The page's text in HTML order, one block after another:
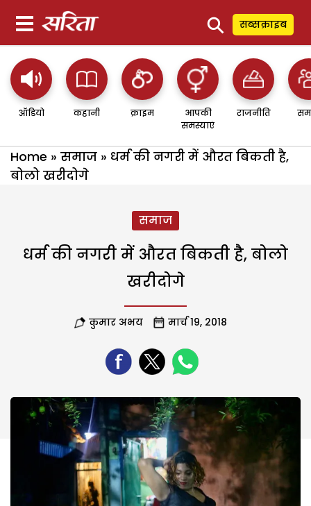
⚲ सब्सक्राइब
ऑडियो कहानी क्राइम
आपकी
समस्याएं
राजनीति
Home » समाज » धर्म की नगरी में औरत बिकती है,
बोलो खरीदोगे
समाज
धर्म की नगरी में औरत बिकती है, बोलो
खरीदोगे
कुमार अभय मार्च 19, 2018